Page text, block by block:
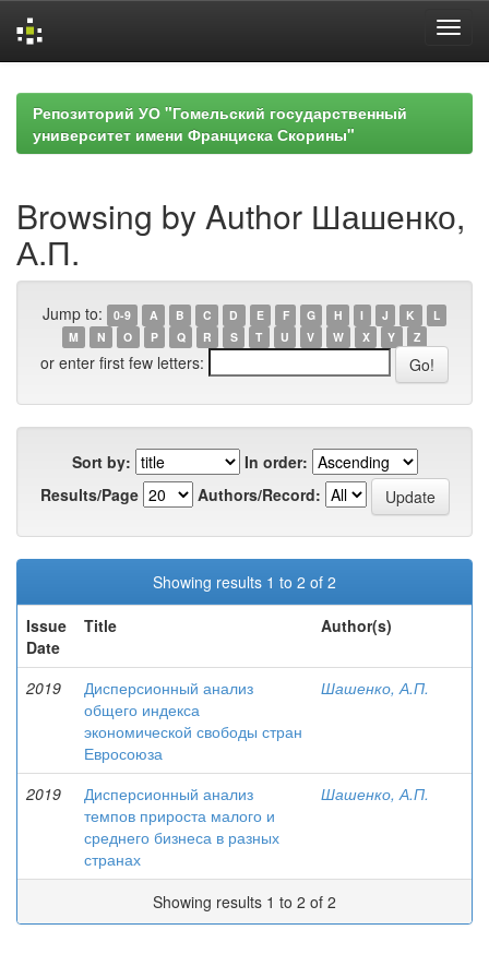
navigationРепозиторий УО "Гомельский государственный
университет имени Франциска Скорины"
Browsing by Author Шашенко,
А.П.
Jump to: 0-9 A B C D E F G H I J K
L
M
N O P Q R S T U V W X Y Z
or enter first few letters:
Sort by:
In order:
Results/Page
Authors/Record:
Showing results 1 to 2 of 2
Issue
Date
Title Author(s)
2019
Дисперсионный анализ
общего индекса
экономической свободы стран
Евросоюза
Шашенко, А.П.
2019
Дисперсионный анализ
темпов прироста малого и
среднего бизнеса в разных
странах
Шашенко, А.П.
Showing results 1 to 2 of 2